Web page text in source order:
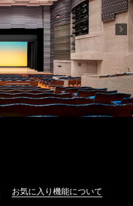
お気に入り機能について